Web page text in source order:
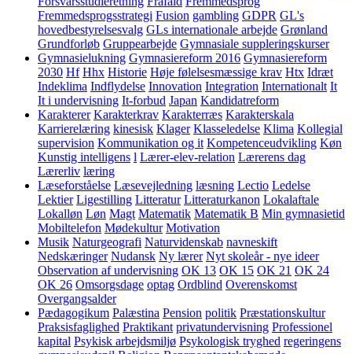
Fremmedsprogsstrategi Fusion gambling GDPR GL's
hovedbestyrelsesvalg GLs internationale arbejde Grønland
Grundforløb Gruppearbejde Gymnasiale suppleringskurser
Gymnasielukning Gymnasiereform 2016 Gymnasiereform
2030 Hf Hhx Historie Høje følelsesmæssige krav Htx Idræt
Indeklima Indflydelse Innovation Integration Internationalt It
It i undervisning It-forbud Japan Kandidatreform
Karakterer Karakterkrav Karakterræs Karakterskala
Karrierelæring kinesisk Klager Klasseledelse Klima Kollegial
supervision Kommunikation og it Kompetenceudvikling Køn
Kunstig intelligens l Lærer-elev-relation Lærerens dag
Lærerliv læring
Læseforståelse Læsevejledning læsning Lectio Ledelse
Lektier Ligestilling Litteratur Litteraturkanon Lokalaftale
Lokalløn Løn Magt Matematik Matematik B Min gymnasietid
Mobiltelefon Mødekultur Motivation
Musik Naturgeografi Naturvidenskab navneskift
Nedskæringer Nudansk Ny lærer Nyt skoleår - nye ideer
Observation af undervisning OK 13 OK 15 OK 21 OK 24
OK 26 Omsorgsdage optag Ordblind Overenskomst
Overgangsalder
Pædagogikum Palæstina Pension politik Præstationskultur
Praksisfaglighed Praktikant privatundervisning Professionel
kapital Psykisk arbejdsmiljø Psykologisk tryghed regeringens